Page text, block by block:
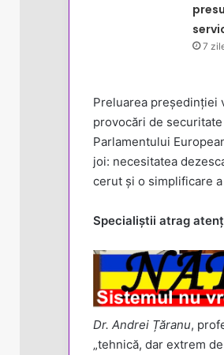
7
Preluarea președinției
provocări de
Parlamentului
joi: necesitatea
cerut și o simplificare
Specialiștii atrag
Dr. Andrei Țăranu,
„tehnică, dar extrem